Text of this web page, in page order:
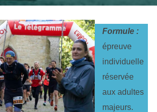
Formule :
épreuve
individuelle
réservée
aux adultes
majeurs.